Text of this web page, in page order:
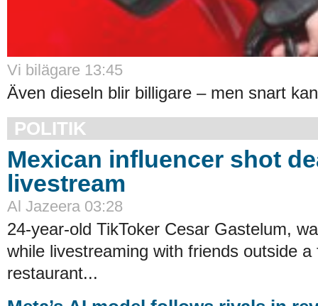
Vi bilägare 13:45
Även dieseln blir billigare – men snart
POLITIK
Mexican influencer shot
livestream
Al Jazeera 03:28
24-year-old TikToker Cesar Gastelum,
while livestreaming with friends outside a
restaurant...